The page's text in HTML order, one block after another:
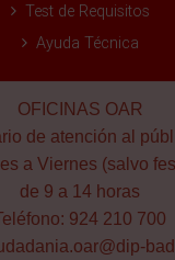
Test de Requisitos
Ayuda Técnica
OFICINAS OAR
de atención al
a Viernes (salvo
de 9 a 14 horas
924 210 700